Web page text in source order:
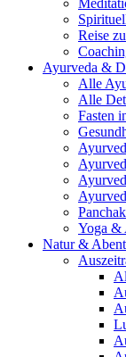
Reise
Ayurveda &
Alle
Alle
Fasten
Yoga &
Natur &